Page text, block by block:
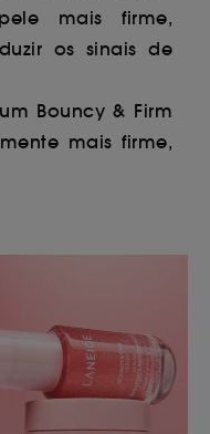
mais firme,
os sinais de
Bouncy & Firm
mais firme,